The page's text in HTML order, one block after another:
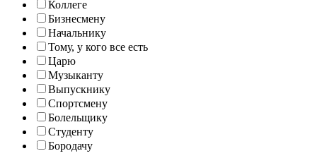
Коллеге
Бизнесмену
Начальнику
Тому, у кого все есть
Царю
Музыканту
Выпускнику
Спортсмену
Болельщику
Студенту
Бородачу